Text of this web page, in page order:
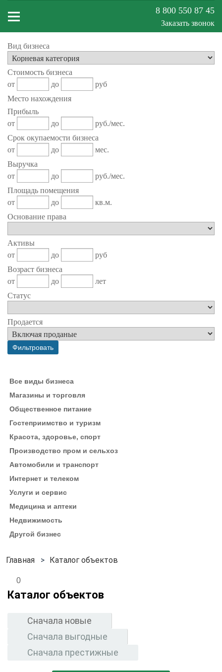
Меню
сайта
8 800 550 87 45
Заказать звонок
Вид бизнеса
Стоимость бизнеса
от
до
руб
Место нахождения
Прибыль
от
до
руб./мес.
Срок окупаемости бизнеса
от
до
мес.
Выручка
от
до
руб./мес.
Площадь помещения
от
до
кв.м.
Основание права
Активы
от
до
руб
Возраст бизнеса
от
до
лет
Статус
Продается
Все виды бизнеса
Магазины и торговля
Общественное питание
Гостеприимство и туризм
Красота, здоровье, спорт
Производство пром и сельхоз
Автомобили и транспорт
Интернет и телеком
Услуги и сервис
Медицина и аптеки
Недвижимость
Другой бизнес
Каталог объектов
0
Каталог объектов
Сначала новые
Сначала выгодные
Сначала престижные